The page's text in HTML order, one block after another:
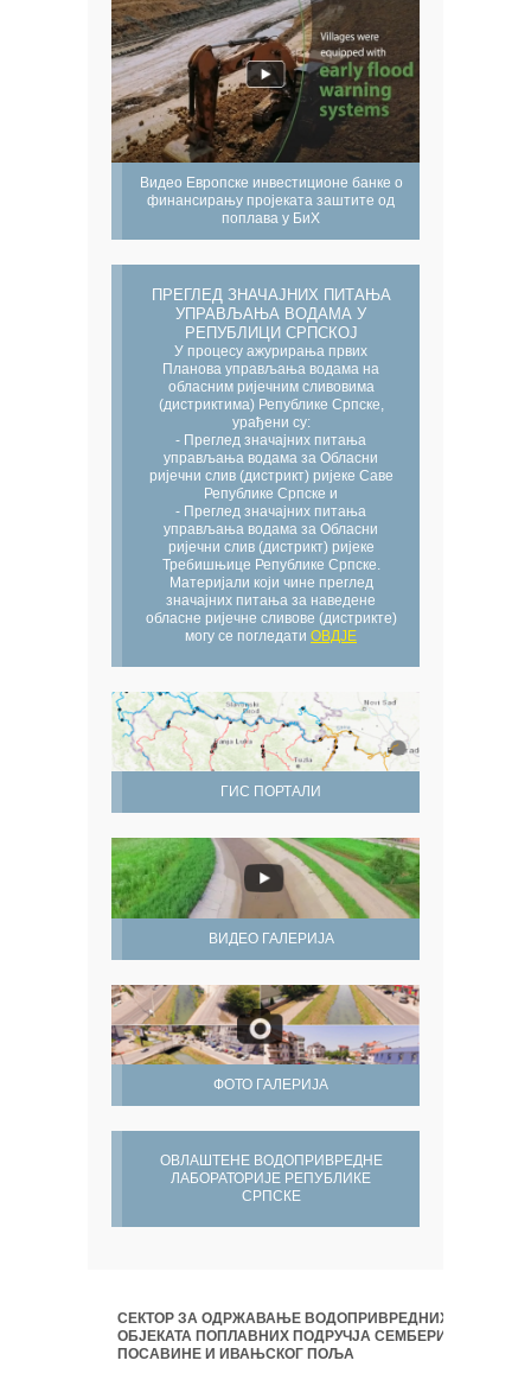
Видео Европске инвестиционе банке о
финансирању пројеката заштите од
поплава у БиХ
ПРЕГЛЕД ЗНАЧАЈНИХ ПИТАЊА
УПРАВЉАЊА ВОДАМА У
РЕПУБЛИЦИ СРПСКОЈ
У процесу ажурирања првих
Планова управљања водама на
обласним ријечним сливовима
(дистриктима) Републике Српске,
урађени су:
- Преглед значајних питања
управљања водама за Обласни
ријечни слив (дистрикт) ријеке Саве
Републике Српске и
- Преглед значајних питања
управљања водама за Обласни
ријечни слив (дистрикт) ријеке
Требишњице Републике Српске.
Материјали који чине преглед
значајних питања за наведене
обласне ријечне сливове (дистрикте)
могу се погледати ОВДЈЕ
ГИС ПОРТАЛИ
ВИДЕО ГАЛЕРИЈА
ФОТО ГАЛЕРИЈА
ОВЛАШТЕНЕ ВОДОПРИВРЕДНЕ
ЛАБОРАТОРИЈЕ РЕПУБЛИКЕ
СРПСКЕ
СЕКТОР ЗА ОДРЖАВАЊЕ ВОДОПРИВРЕДНИХ
ОБЈЕКАТА ПОПЛАВНИХ ПОДРУЧЈА СЕМБЕРИЈЕ,
ПОСАВИНЕ И ИВАЊСКОГ ПОЉА